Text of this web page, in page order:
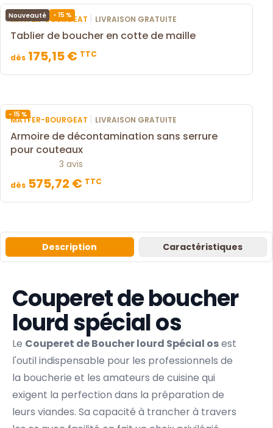
Nouveauté - 15 %
MATFER-BOURGEAT | LIVRAISON GRATUITE
Tablier de boucher en cotte de maille
dès 175,15 € TTC
- 15 %
MATFER-BOURGEAT | LIVRAISON GRATUITE
Armoire de décontamination sans serrure
pour couteaux
3 avis
dès 575,72 € TTC
Description Caractéristiques
Couperet de boucher
lourd spécial os
Le Couperet de Boucher lourd Spécial osest
l'outil indispensable pour les professionnels de
la boucherie et les amateurs de cuisine qui
exigent la perfection dans la préparation de
leurs viandes. Sa capacité à trancher à travers